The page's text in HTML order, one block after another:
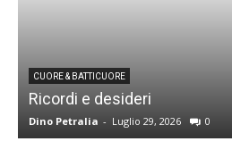
CUORE & BATTICUORE
Ricordi e desideri
Dino Petralia - Luglio 29, 2026 0